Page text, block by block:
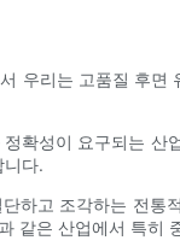
우리는 고품질 후면
확성이 요구되는 산
다.
하고 조각하는 전통
같은 산업에서 특히